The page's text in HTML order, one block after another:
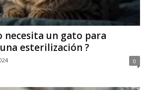
necesita un gato para
esterilización ?
0